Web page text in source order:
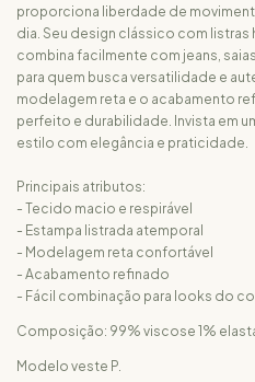
proporciona liberdade de
dia. Seu design clássico com
combina facilmente com jeans,
para quem busca versatilidade e
modelagem reta e o acabamento
perfeito e durabilidade. Invista em
estilo com elegância e praticidade.
Principais atributos:
- Tecido macio e respirável
- Estampa listrada atemporal
- Modelagem reta confortável
- Acabamento refinado
- Fácil combinação para looks do
Composição: 99% viscose 1%
Modelo veste P.